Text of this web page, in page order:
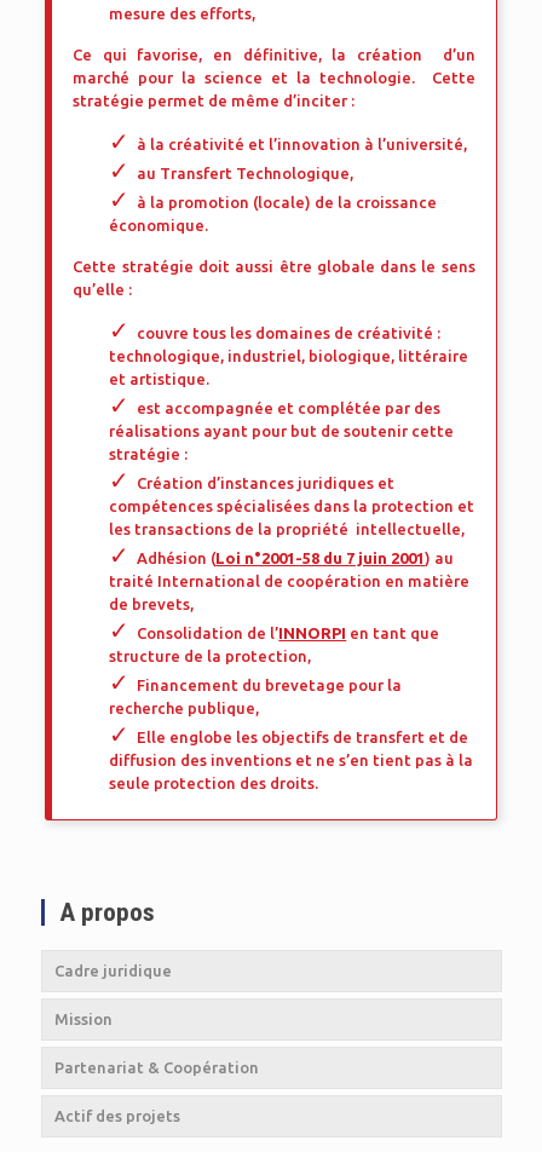
mesure des efforts,
Ce qui favorise, en définitive, la création d’un
marché pour la science et la technologie. Cette
stratégie permet de même d’inciter :
à la créativité et l’innovation à l’université,
au Transfert Technologique,
à la promotion (locale) de la croissance
économique.
Cette stratégie doit aussi être globale dans le sens
qu’elle :
couvre tous les domaines de créativité :
technologique, industriel, biologique, littéraire
et artistique.
est accompagnée et complétée par des
réalisations ayant pour but de soutenir cette
stratégie :
Création d’instances juridiques et
compétences spécialisées dans la protection et
les transactions de la propriété intellectuelle,
Adhésion (Loi n°2001-58 du 7 juin 2001) au
traité International de coopération en matière
de brevets,
Consolidation de l’INNORPI en tant que
structure de la protection,
Financement du brevetage pour la
recherche publique,
Elle englobe les objectifs de transfert et de
diffusion des inventions et ne s’en tient pas à la
seule protection des droits.
A propos
Cadre juridique
Mission
Partenariat & Coopération
Actif des projets